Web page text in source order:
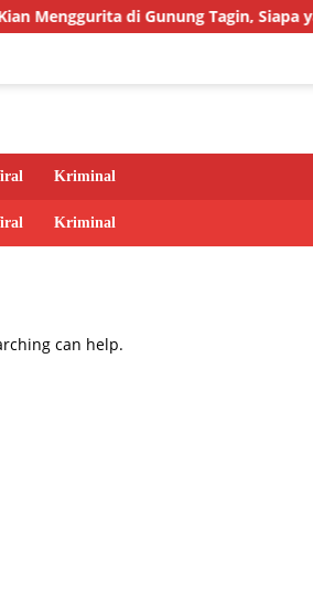
di Gunung Tagin, Siapa yang
Kriminal
Kriminal
can help.